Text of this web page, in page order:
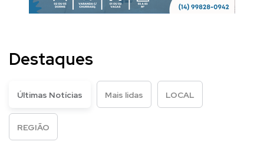
Destaques
Últimas Notícias Mais lidas LOCAL
REGIÃO